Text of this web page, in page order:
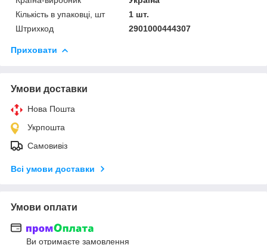
Кількість в упаковці, шт
1 шт.
Штрихкод
2901000444307
Приховати
Умови доставки
Нова Пошта
Укрпошта
Самовивіз
Всі умови доставки
Умови оплати
Ви отримаєте замовлення